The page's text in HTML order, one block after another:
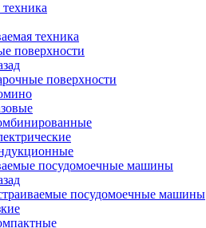
техника
поверхности
поверхности
посудомоечные машины
посудомоечные машины